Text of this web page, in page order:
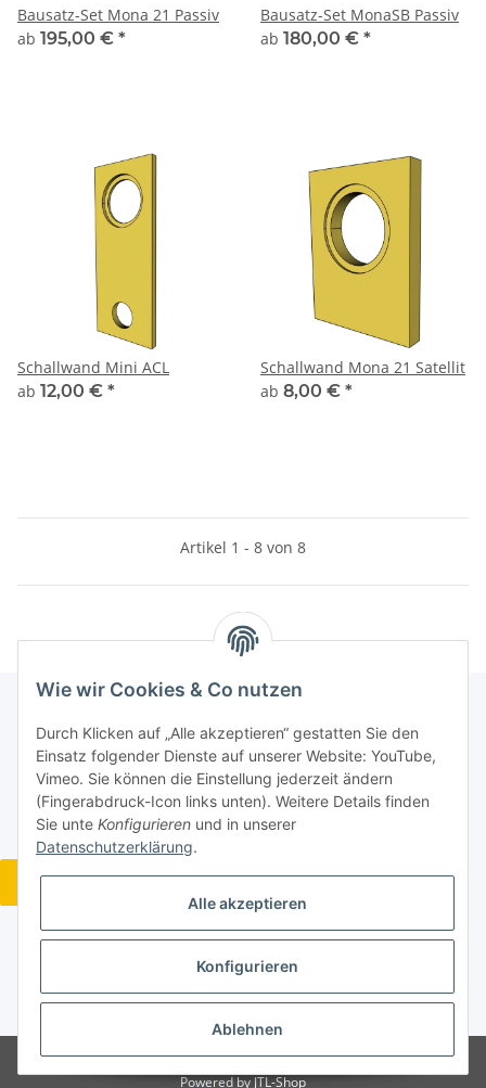
Bausatz-Set Mona 21 Passiv
ab 195,00 € *
Bausatz-Set MonaSB Passiv
ab 180,00 € *
Schallwand Mini ACL
ab 12,00 € *
Schallwand Mona 21 Satellit
ab 8,00 € *
Artikel 1 - 8 von 8
Informationen
Gesetzliche Informationen
Widerrufsbutton
* Alle Preise inkl. gesetzlicher USt., zzgl.Versand
© Acoustic Design Wohlgemuth
Powered byJTL-Shop
Wie wir Cookies & Co nutzen
Durch Klicken auf „Alle akzeptieren“ gestatten Sie den
Einsatz folgender Dienste auf unserer Website: YouTube,
Vimeo. Sie können die Einstellung jederzeit ändern
(Fingerabdruck-Icon links unten). Weitere Details finden
Sie unte Konfigurieren und in unserer
Datenschutzerklärung.
Alle akzeptieren
Konfigurieren
Ablehnen